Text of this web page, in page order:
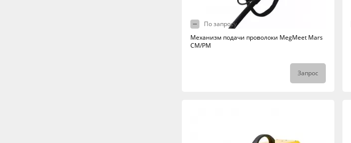
По запросу
Механизм подачи проволоки MegMeet Mars
CM/PM
Запрос